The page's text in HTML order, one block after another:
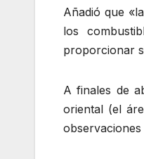
Añadió que
los
proporcionar
A finales de
oriental (el